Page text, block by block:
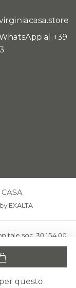
questo
al +39
EXALTA
soc. 30.154,00
loc. Anselmo